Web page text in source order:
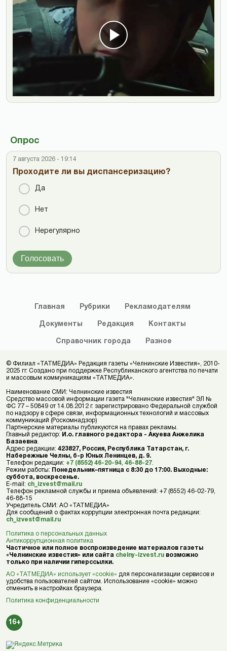
Опрос
7 августа 2026 - 19:14
Проходите ли вы диспансеризацию?
Да
Нет
Нерегулярно
Голосовать
Главная Рубрики Рекламодателям
Документы Редакция Контакты
Справочник города Разное
© Филиал «ТАТМЕДИА» Редакция газеты «Челнинские Известия», 2010-
2025 гг. Создано при поддержке Республиканского агентства по печати
и массовым коммуникациям «ТАТМЕДИА».
Наименование СМИ: Челнинские известия
Средство массовой информации газета "Челнинские известия" ЭЛ №
ФС 77 – 50849 от 14.08.2012 г. зарегистрировано Федеральной службой
по надзору в сфере связи, информационных технологий и массовых
коммуникаций (Роскомнадзор)
Партнерские материалы публикуются на правах рекламы.
Главный редактор: И.о. главного редактора - Акуева Анжелика
Базаевна
Адрес редакции: 423827, Россия, Республика Татарстан, г.
Набережные Челны, б-р Юных Ленинцев, д. 9.
Телефон редакции: +7 (8552) 46-20-94 46-88-27
Режим работы: Понедельник–пятница с 8:30 до 17:00. Выходные:
суббота, воскресенье.
E-mail: ch_izvest@mail.ru
Телефон рекламной службы и приема объявлений: +7 (8552) 46-02-79,
46-88-15
Учредитель СМИ: АО «ТАТМЕДИА»
Для сообщений о фактах коррупции электронная почта редакции:
ch_izvest@mail.ru
Политика о персональных данных
Антикоррупционная политика
Частичное или полное воспроизведение материалов газеты
«Челнинские известия» или сайта chelny-izvest.ru возможно
только при наличии гиперссылки.
АО «ТАТМЕДИА» использует «cookie» для персонализации сервисов и
удобства пользователей сайтом. Использование «cookie» можно
отменить в настройках браузера.
Политика конфиденциальности
16+